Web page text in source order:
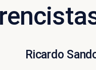
Ricardo